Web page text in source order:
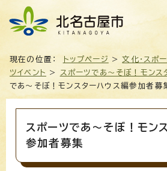
現在の位置： トップページ >文化・スポ
ツイベント
> スポーツであ～そぼ！モンス
であ～そぼ！モンスターハウス編参加者募
スポーツであ～そぼ！モン
参加者募集